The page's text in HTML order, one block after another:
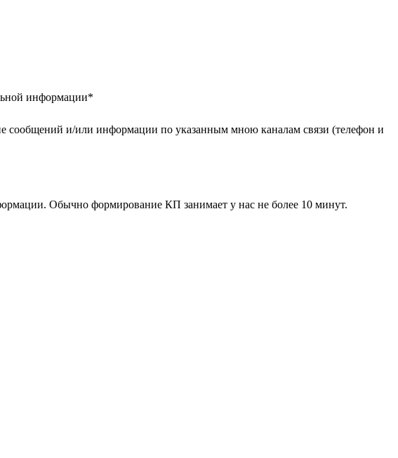
информации*
сообщений и/или информации по указанным мною каналам связи (телефон и
Обычно формирование КП занимает у нас не более 10 минут.